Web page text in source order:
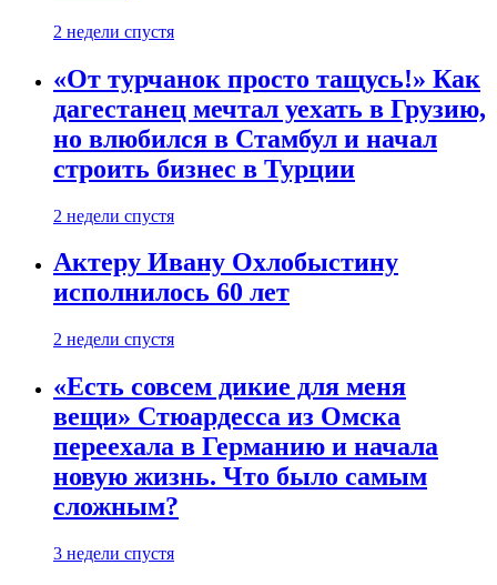
2 недели спустя
«От турчанок просто тащусь!» Как
дагестанец мечтал уехать в Грузию,
но влюбился в Стамбул и начал
строить бизнес в Турции
2 недели спустя
Актеру Ивану Охлобыстину
исполнилось 60 лет
2 недели спустя
«Есть совсем дикие для меня
вещи» Стюардесса из Омска
переехала в Германию и начала
новую жизнь. Что было самым
сложным?
3 недели спустя